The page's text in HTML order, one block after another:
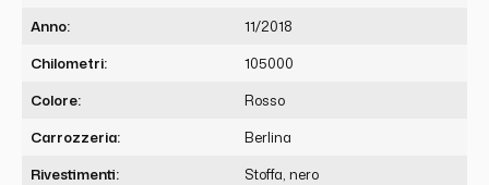
Anno:
11/2018
Chilometri:
105000
Colore:
Rosso
Carrozzeria:
Berlina
Rivestimenti:
Stoffa, nero